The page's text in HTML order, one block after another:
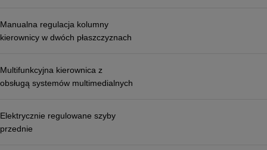
Manualna regulacja kolumny
kierownicy w dwóch płaszczyznach
Multifunkcyjna kierownica z
obsługą systemów multimedialnych
Elektrycznie regulowane szyby
przednie